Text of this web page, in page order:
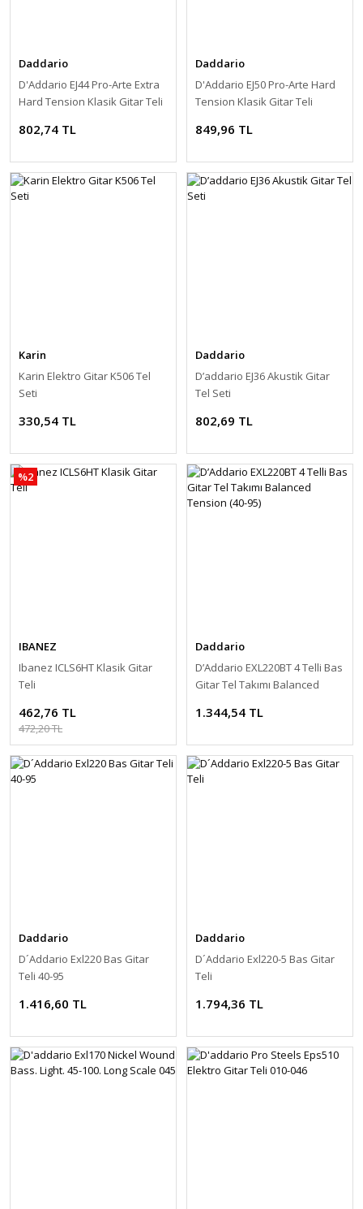
Daddario
D'Addario EJ44 Pro-Arte Extra
Hard Tension Klasik Gitar Teli
802,74 TL
Daddario
D'Addario EJ50 Pro-Arte Hard
Tension Klasik Gitar Teli
849,96 TL
Karin
Karin Elektro Gitar K506 Tel
Seti
330,54 TL
Daddario
D’addario EJ36 Akustik Gitar
Tel Seti
802,69 TL
%2
IBANEZ
Ibanez ICLS6HT Klasik Gitar
Teli
462,76 TL
472,20 TL
Daddario
D’Addario EXL220BT 4 Telli Bas
Gitar Tel Takımı Balanced
1.344,54 TL
Daddario
D´Addario Exl220 Bas Gitar
Teli 40-95
1.416,60 TL
Daddario
D´Addario Exl220-5 Bas Gitar
Teli
1.794,36 TL